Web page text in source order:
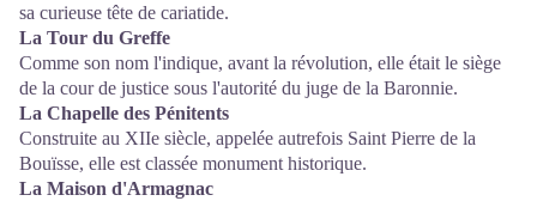
sa curieuse tête de cariatide.
La Tour du Greffe
Comme son nom l'indique, avant la révolution, elle était le siège
de la cour de justice sous l'autorité du juge de la Baronnie.
La Chapelle des Pénitents
Construite au XIIe siècle, appelée autrefois Saint Pierre de la
Bouïsse, elle est classée monument historique.
La Maison d'Armagnac